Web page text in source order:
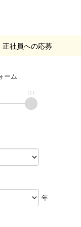
正社員への応募
ーム
03
年